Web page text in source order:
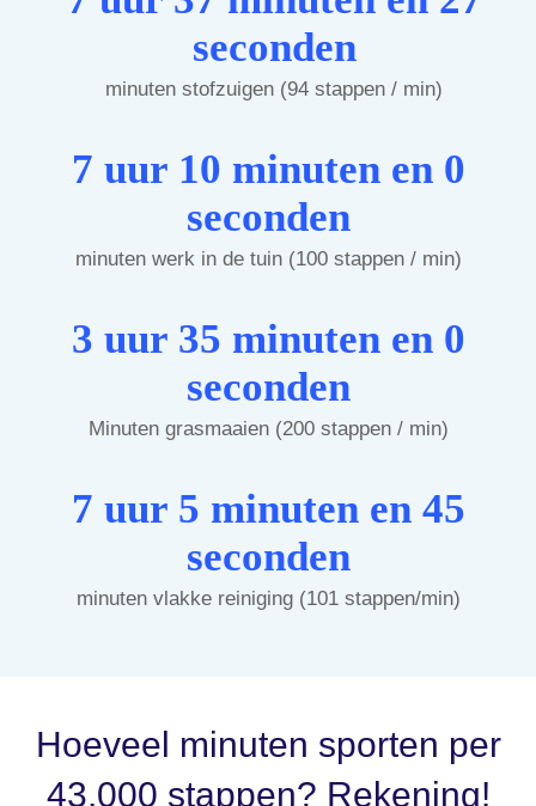
seconden
minuten stofzuigen (94 stappen / min)
7 uur 10 minuten en 0
seconden
minuten werk in de tuin (100 stappen / min)
3 uur 35 minuten en 0
seconden
Minuten grasmaaien (200 stappen / min)
7 uur 5 minuten en 45
seconden
minuten vlakke reiniging (101 stappen/min)
Hoeveel minuten sporten per
43.000 stappen? Rekening!